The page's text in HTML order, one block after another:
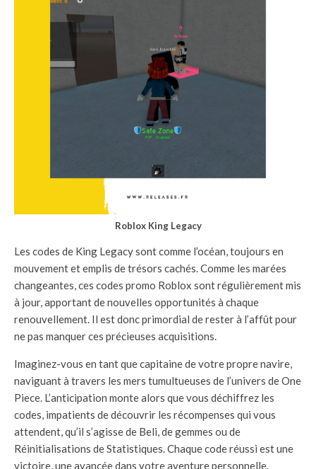
Roblox King Legacy
Les codes de King Legacy sont comme l’océan, toujours en
mouvement et emplis de trésors cachés. Comme les marées
changeantes, ces codes promo Roblox sont régulièrement mis
à jour, apportant de nouvelles opportunités à chaque
renouvellement. Il est donc primordial de rester à l’affût pour
ne pas manquer ces précieuses acquisitions.
Imaginez-vous en tant que capitaine de votre propre navire,
naviguant à travers les mers tumultueuses de l’univers de One
Piece. L’anticipation monte alors que vous déchiffrez les
codes, impatients de découvrir les récompenses qui vous
attendent, qu’il s’agisse de Beli, de gemmes ou de
Réinitialisations de Statistiques. Chaque code réussi est une
victoire, une avancée dans votre aventure personnelle.